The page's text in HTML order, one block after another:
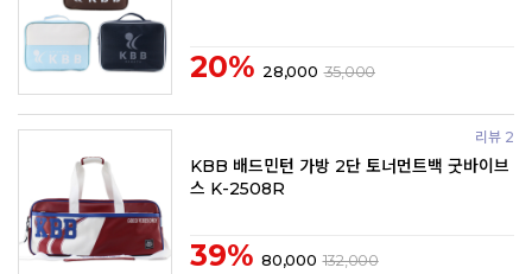
20% 28,000 35,000
리뷰 2
KBB 배드민턴 가방 2단 토너먼트백 굿바이브
스 K-2508R
39% 80,000 132,000